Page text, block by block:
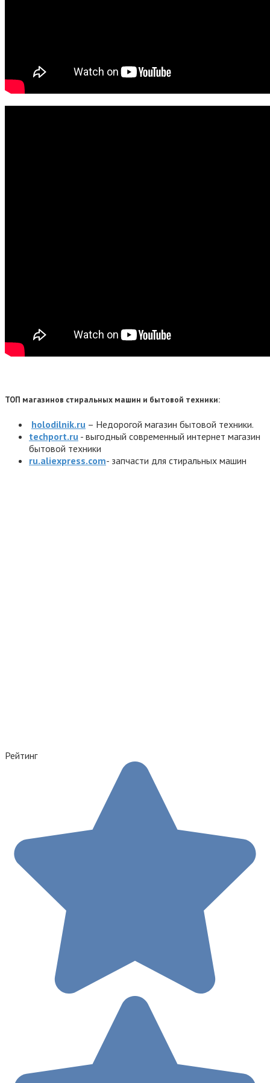
ТОП магазинов стиральных машин и бытовой техники:
holodilnik.ru – Недорогой магазин бытовой техники.
techport.ru - выгодный современный интернет магазин
бытовой техники
ru.aliexpress.com- запчасти для стиральных машин
Рейтинг